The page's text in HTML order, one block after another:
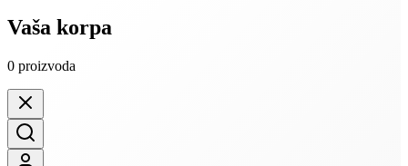
Vaša korpa
0 proizvoda